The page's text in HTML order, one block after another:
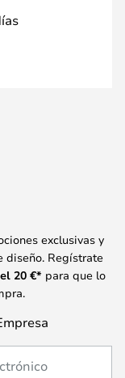
exclusivas y
diseño. Regístrate
20 €* para que lo